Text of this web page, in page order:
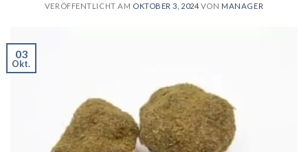
VERÖFFENTLICHT AM OKTOBER 3, 2024 VON MANAGER
03
Okt.